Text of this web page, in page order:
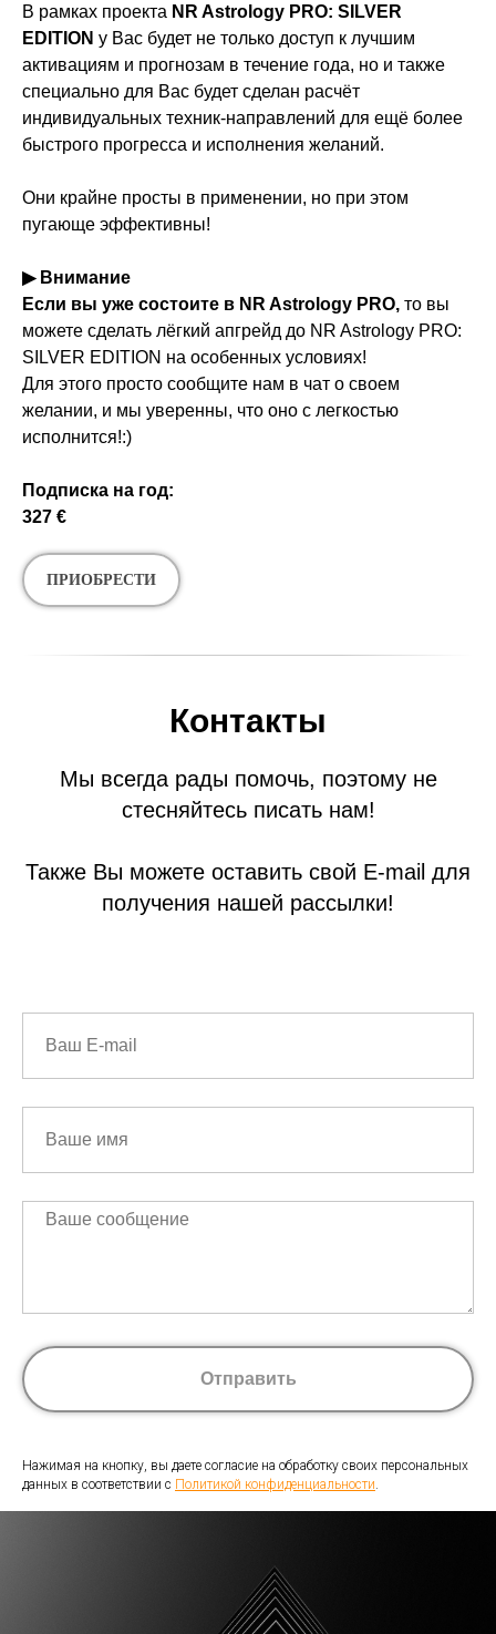
В рамках проекта NR Astrology PRO: SILVER
EDITION у Вас будет не только доступ к лучшим
активациям и прогнозам в течение года, но и также
специально для Вас будет сделан расчёт
индивидуальных техник-направлений для ещё более
быстрого прогресса и исполнения желаний.
Они крайне просты в применении, но при этом
пугающе эффективны!
▶ Внимание
Если вы уже состоите в NR Astrology PRO, то вы
можете сделать лёгкий апгрейд до NR Astrology PRO:
SILVER EDITION на особенных условиях!
Для этого просто сообщите нам в чат о своем
желании, и мы уверенны, что оно с легкостью
исполнится!:)
Подписка на год:
327 €
ПРИОБРЕСТИ
Контакты
Мы всегда рады помочь, поэтому не
стесняйтесь писать нам!
Также Вы можете оставить свой E-mail для
получения нашей рассылки!
Отправить
Нажимая на кнопку, вы даете согласие на обработку своих персональных
данных в соответствии с Политикой конфиденциальности